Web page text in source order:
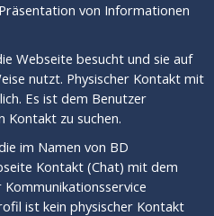
von Informationen
Webseite besucht und sie auf
nutzt. Physischer Kontakt mit
Es ist dem Benutzer
Kontakt zu suchen.
im Namen von BD
Kontakt (Chat) mit dem
ist kein physischer Kontakt